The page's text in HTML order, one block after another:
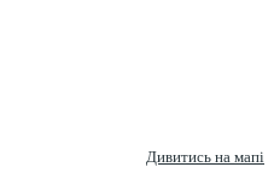
Дивитись на мапі